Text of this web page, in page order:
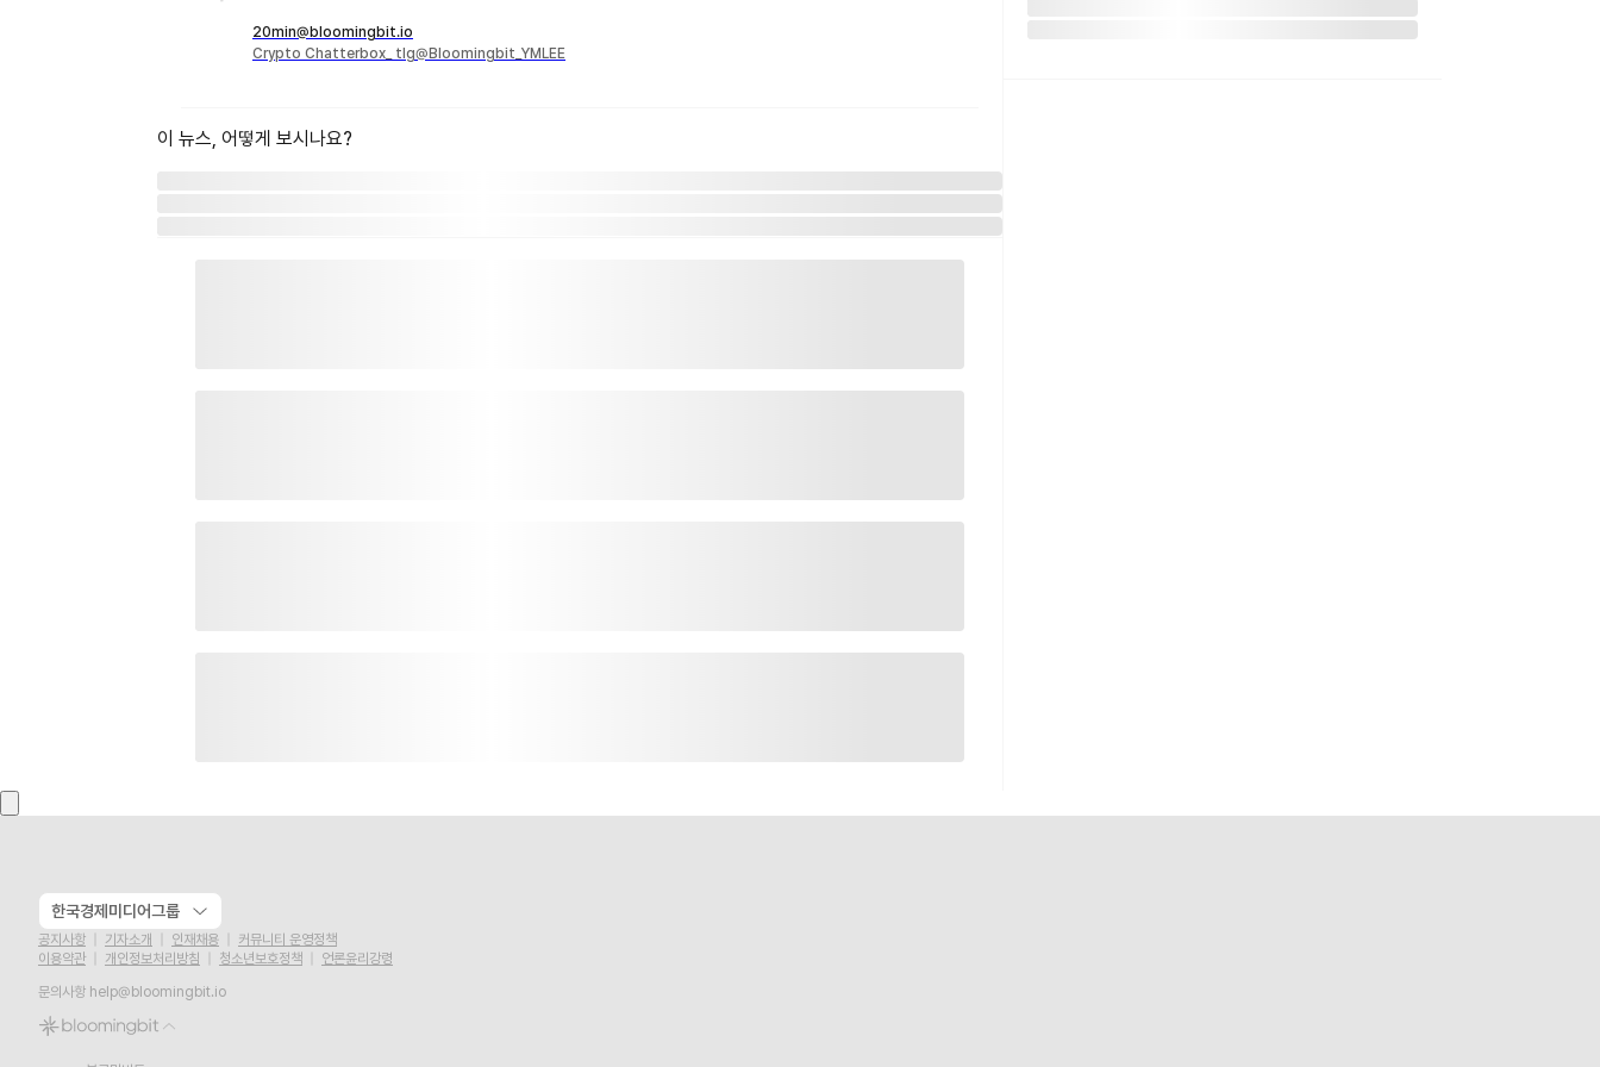
20min@bloomingbit.io
Crypto Chatterbox_ tlg@Bloomingbit_YMLEE
이 뉴스, 어떻게 보시나요?
한국경제미디어그룹
공지사항 기자소개 인재채용
커뮤니티 운영정책
이용약관
개인정보처리방침 청소년보호정책
언론윤리강령
문의사항 help@bloomingbit.io